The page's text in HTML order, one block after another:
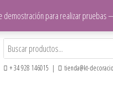
+ 34 928 146015 | tienda@kt-
demostración para realizar